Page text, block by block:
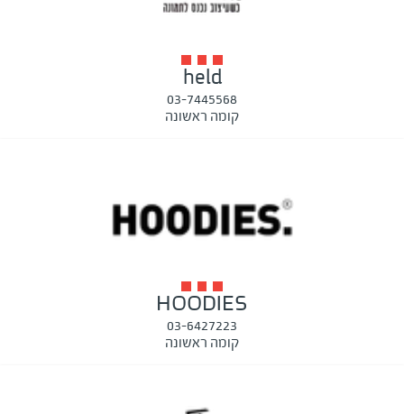
held
03-7445568
קומה ראשונה
HOODIES
03-6427223
קומה ראשונה